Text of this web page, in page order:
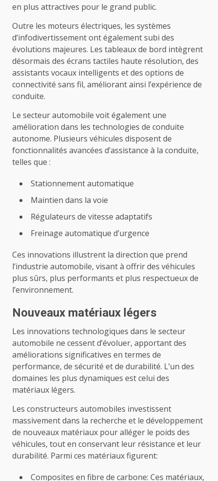
en plus attractives pour le grand public.
Outre les moteurs électriques, les systèmes
d’infodivertissement ont également subi des
évolutions majeures. Les tableaux de bord intègrent
désormais des écrans tactiles haute résolution, des
assistants vocaux intelligents et des options de
connectivité sans fil, améliorant ainsi l’expérience de
conduite.
Le secteur automobile voit également une
amélioration dans les technologies de conduite
autonome. Plusieurs véhicules disposent de
fonctionnalités avancées d’assistance à la conduite,
telles que :
Stationnement automatique
Maintien dans la voie
Régulateurs de vitesse adaptatifs
Freinage automatique d’urgence
Ces innovations illustrent la direction que prend
l’industrie automobile, visant à offrir des véhicules
plus sûrs, plus performants et plus respectueux de
l’environnement.
Nouveaux matériaux légers
Les innovations technologiques dans le secteur
automobile ne cessent d’évoluer, apportant des
améliorations significatives en termes de
performance, de sécurité et de durabilité. L’un des
domaines les plus dynamiques est celui des
matériaux légers.
Les constructeurs automobiles investissent
massivement dans la recherche et le développement
de nouveaux matériaux pour alléger le poids des
véhicules, tout en conservant leur résistance et leur
durabilité. Parmi ces matériaux figurent:
Composites en fibre de carbone: Ces matériaux,